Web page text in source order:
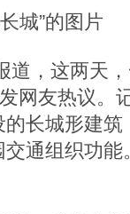
城”的图片
道，这两天
网友热议。
长城形建筑
通组织功